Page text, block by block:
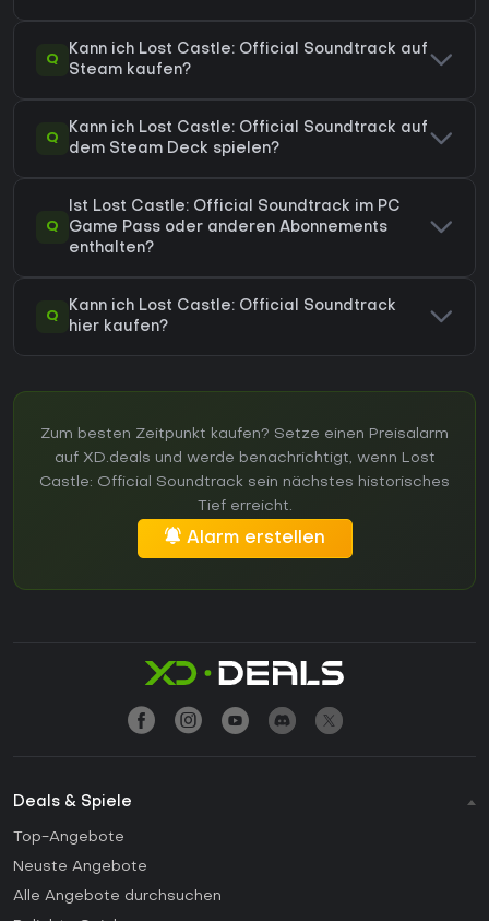
Q
Kann ich Lost Castle: Official Soundtrack auf
Steam kaufen?
Q
Kann ich Lost Castle: Official Soundtrack auf
dem Steam Deck spielen?
Q
Ist Lost Castle: Official Soundtrack im PC
Game Pass oder anderen Abonnements
enthalten?
Q
Kann ich Lost Castle: Official Soundtrack
hier kaufen?
Zum besten Zeitpunkt kaufen? Setze einen Preisalarm
auf XD.deals und werde benachrichtigt, wenn Lost
Castle: Official Soundtrack sein nächstes historisches
Tief erreicht.
Alarm erstellen
Deals & Spiele
Top-Angebote
Neuste Angebote
Alle Angebote durchsuchen